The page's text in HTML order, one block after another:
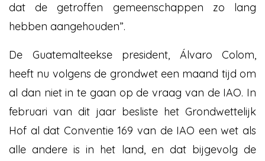
dat de getroffen gemeenschappen zo lang
hebben aangehouden”.
De Guatemalteekse president, Álvaro Colom,
heeft nu volgens de grondwet een maand tijd om
al dan niet in te gaan op de vraag van de IAO. In
februari van dit jaar besliste het Grondwettelijk
Hof al dat Conventie 169 van de IAO een wet als
alle andere is in het land, en dat bijgevolg de